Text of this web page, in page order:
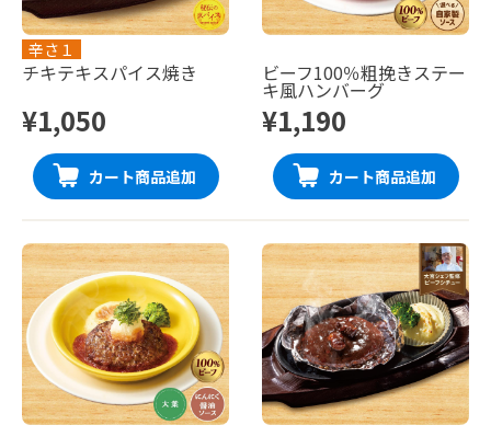
辛さ１
チキテキスパイス焼き
¥1,050
カート商品追加
ビーフ100％粗挽きステー
キ風ハンバーグ
¥1,190
カート商品追加